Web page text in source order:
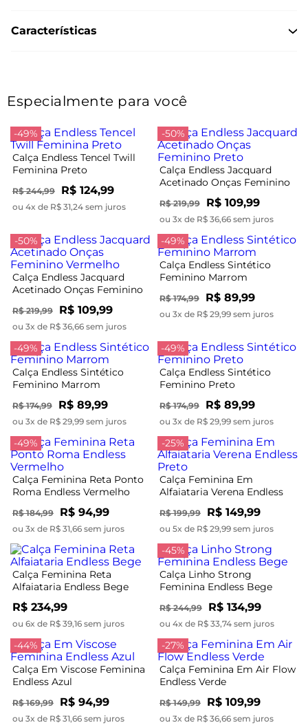
Características
Especialmente para você
-49%
Calça Endless Tencel Twill
Feminina Preto
R$ 244,99 R$ 124,99
ou 4x de R$ 31,24 sem juros
-50%
Calça Endless Jacquard
Acetinado Onças Feminino
R$ 219,99 R$ 109,99
ou 3x de R$ 36,66 sem juros
-50%
Calça Endless Jacquard
Acetinado Onças Feminino
R$ 219,99 R$ 109,99
ou 3x de R$ 36,66 sem juros
-49%
Calça Endless Sintético
Feminino Marrom
R$ 174,99 R$ 89,99
ou 3x de R$ 29,99 sem juros
-49%
Calça Endless Sintético
Feminino Marrom
R$ 174,99 R$ 89,99
ou 3x de R$ 29,99 sem juros
-49%
Calça Endless Sintético
Feminino Preto
R$ 174,99 R$ 89,99
ou 3x de R$ 29,99 sem juros
-49%
Calça Feminina Reta Ponto
Roma Endless Vermelho
R$ 184,99 R$ 94,99
ou 3x de R$ 31,66 sem juros
-25%
Calça Feminina Em
Alfaiataria Verena Endless
R$ 199,99 R$ 149,99
ou 5x de R$ 29,99 sem juros
Calça Feminina Reta
Alfaiataria Endless Bege
R$ 234,99
ou 6x de R$ 39,16 sem juros
-45%
Calça Linho Strong
Feminina Endless Bege
R$ 244,99 R$ 134,99
ou 4x de R$ 33,74 sem juros
-44%
Calça Em Viscose Feminina
Endless Azul
R$ 169,99 R$ 94,99
ou 3x de R$ 31,66 sem juros
-27%
Calça Feminina Em Air Flow
Endless Verde
R$ 149,99 R$ 109,99
ou 3x de R$ 36,66 sem juros